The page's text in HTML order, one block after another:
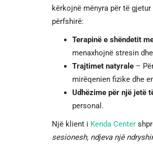
kërkojnë mënyra për të
përfshirë:
Terapinë e shëndetit
menaxhojnë stresin
Trajtimet natyrale –
mirëqenien fizike dhe
Udhëzime për një jetë
personal.
Një klient i Kenda Center
sesionesh, ndjeva një